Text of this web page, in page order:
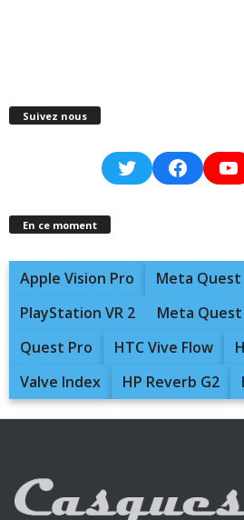
Suivez nous
Twitter
En ce moment
Apple Vision Pro
Meta Quest
PlayStation VR 2
Meta
Quest Pro
HTC Vive Flow
Valve Index
HP Reverb G2